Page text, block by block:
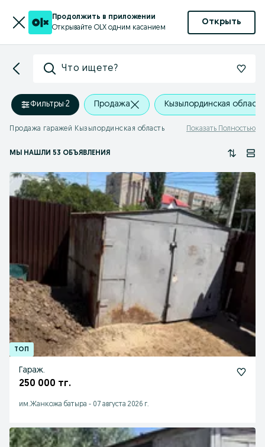
Продолжить в приложении
Открывайте OLX одним касанием
Открыть
Что ищете?
Фильтры·2 Продажа Кызылординская область
Продажа гаражей Кызылординская область Показать Полностью
МЫ НАШЛИ 53 ОБЪЯВЛЕНИЯ
Гараж.
250 000 тг.
им.Жанкожа батыра - 07 августа 2026 г.